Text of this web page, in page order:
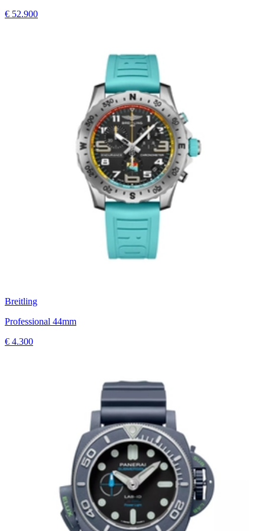
€ 52.900
Breitling
Professional 44mm
€ 4.300